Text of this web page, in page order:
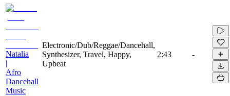
Natalia
|
Afro
Dancehall
Music
Electronic/Dub/Reggae/Dancehall,
Synthesizer, Travel, Happy,
Upbeat
2:43 -